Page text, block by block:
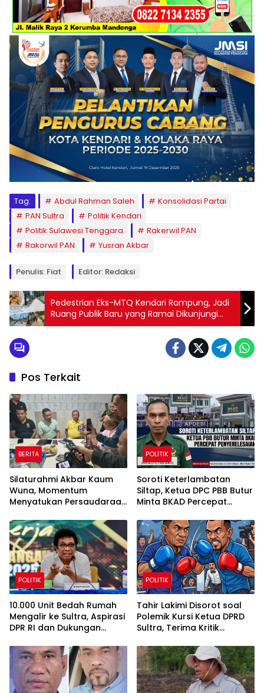
Tag: Abdul Rahman Saleh
Konsolidasi Partai
PAN Sultra
Politik Kendari
Politik Sulawesi Tenggara
Rakerwil PAN
Rakorwil PAN
Yusran Akbar
Penulis: Fiat Editor: Redaksi
Pedestrian Eks-MTQ Kendari Rampung, Jadi
Ruang Publik Baru yang Ramai Dikunjungi
Warga
Pos Terkait
BERITA
Silaturahmi Akbar Kaum
Wuna, Momentum
Menyatukan Persaudaraan
Muna
POLITIK
Soroti Keterlambatan
Siltap, Ketua DPC PBB Butur
Minta BKAD Percepat
POLITIK
10.000 Unit Bedah Rumah
Mengalir ke Sultra, Aspirasi
DPR RI dan Dukungan
Utama
POLITIK
Tahir Lakimi Disorot soal
Polemik Kursi Ketua DPRD
Sultra, Terima Kritik
Internal NasDem